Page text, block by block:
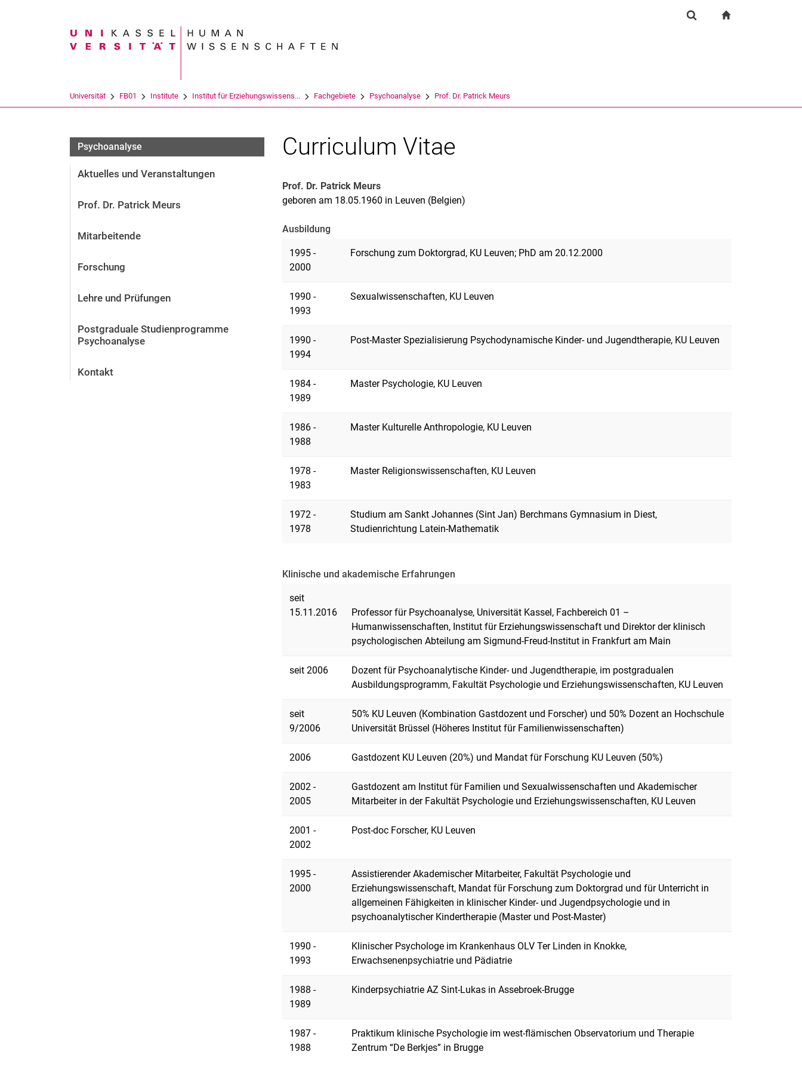
Suchbegriff
Universität FB01 Institute Institut für Erziehungswissens... Fachgebiete Psychoanalyse Prof. Dr. Patrick Meurs
Psychoanalyse
Aktuelles und Veranstaltungen
Prof. Dr. Patrick Meurs
Mitarbeitende
Forschung
Lehre und Prüfungen
Postgraduale Studienprogramme
Psychoanalyse
Kontakt
Curriculum Vitae
Prof. Dr. Patrick Meurs
geboren am 18.05.1960 in Leuven (Belgien)
Ausbildung
1995 -
2000
Forschung zum Doktorgrad, KU Leuven; PhD am 20.12.2000
1990 -
1993
Sexualwissenschaften, KU Leuven
1990 -
1994
Post-Master Spezialisierung Psychodynamische Kinder- und Jugendtherapie, KU Leuven
1984 -
1989
Master Psychologie, KU Leuven
1986 -
1988
Master Kulturelle Anthropologie, KU Leuven
1978 -
1983
Master Religionswissenschaften, KU Leuven
1972 -
1978
Studium am Sankt Johannes (Sint Jan) Berchmans Gymnasium in Diest,
Studienrichtung Latein-Mathematik
Klinische und akademische Erfahrungen
seit
15.11.2016
Professor für Psychoanalyse, Universität Kassel, Fachbereich 01 –
Humanwissenschaften, Institut für Erziehungswissenschaft und Direktor der klinisch
psychologischen Abteilung am Sigmund-Freud-Institut in Frankfurt am Main
seit 2006
Dozent für Psychoanalytische Kinder- und Jugendtherapie, im postgradualen
Ausbildungsprogramm, Fakultät Psychologie und Erziehungswissenschaften, KU Leuven
seit
9/2006
50% KU Leuven (Kombination Gastdozent und Forscher) und 50% Dozent an Hochschule
Universität Brüssel (Höheres Institut für Familienwissenschaften)
2006 Gastdozent KU Leuven (20%) und Mandat für Forschung KU Leuven (50%)
2002 -
2005
Gastdozent am Institut für Familien und Sexualwissenschaften und Akademischer
Mitarbeiter in der Fakultät Psychologie und Erziehungswissenschaften, KU Leuven
2001 -
2002
Post-doc Forscher, KU Leuven
1995 -
2000
Assistierender Akademischer Mitarbeiter, Fakultät Psychologie und
Erziehungswissenschaft, Mandat für Forschung zum Doktorgrad und für Unterricht in
allgemeinen Fähigkeiten in klinischer Kinder- und Jugendpsychologie und in
psychoanalytischer Kindertherapie (Master und Post-Master)
1990 -
1993
Klinischer Psychologe im Krankenhaus OLV Ter Linden in Knokke,
Erwachsenenpsychiatrie und Pädiatrie
1988 -
1989
Kinderpsychiatrie AZ Sint-Lukas in Assebroek-Brugge
1987 -
1988
Praktikum klinische Psychologie im west-flämischen Observatorium und Therapie
Zentrum “De Berkjes” in Brugge